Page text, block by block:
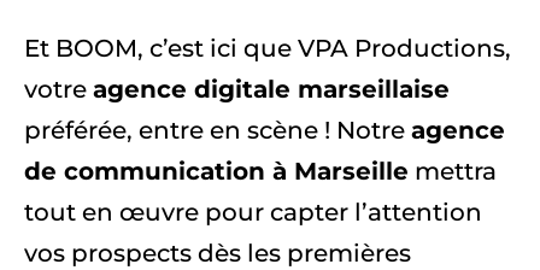
Et BOOM, c’est ici que VPA Productions,
votre agence digitale marseillaise
préférée, entre en scène ! Notre agence
de communication à Marseille mettra
tout en œuvre pour capter l’attention
vos prospects dès les premières